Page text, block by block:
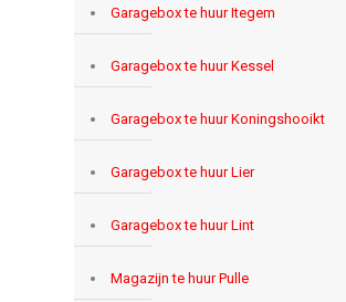
Garagebox te huur Itegem
Garagebox te huur Kessel
Garagebox te huur Koningshooikt
Garagebox te huur Lier
Garagebox te huur Lint
Magazijn te huur Pulle